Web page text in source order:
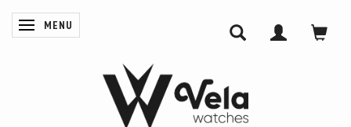
ПЕРЕКЛЮЧИТЬ НАВИГАЦИЮ
MENU